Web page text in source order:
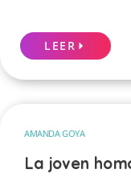
LEER
AMANDA GOYA
La joven